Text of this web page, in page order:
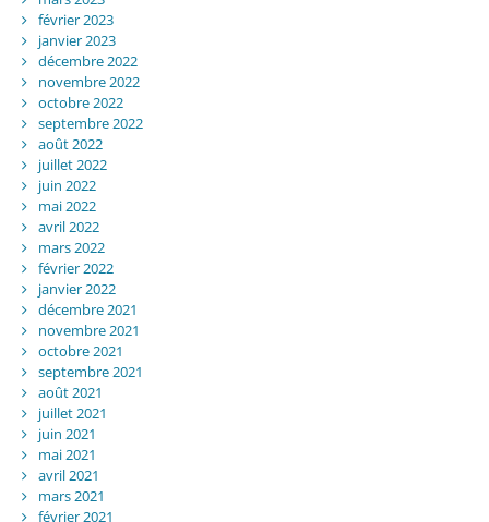
février 2023
janvier 2023
décembre 2022
novembre 2022
octobre 2022
septembre 2022
août 2022
juillet 2022
juin 2022
mai 2022
avril 2022
mars 2022
février 2022
janvier 2022
décembre 2021
novembre 2021
octobre 2021
septembre 2021
août 2021
juillet 2021
juin 2021
mai 2021
avril 2021
mars 2021
février 2021